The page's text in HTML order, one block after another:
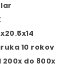
10 rokov
200x do 800x